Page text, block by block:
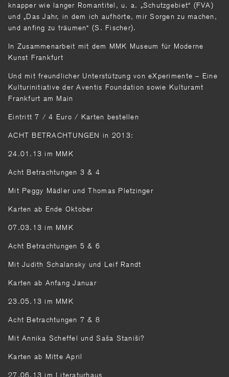
knapper wie langer Romantitel, u. a. „Schutzgebiet“ (FVA)
und „Das Jahr, in dem ich aufhörte, mir Sorgen zu machen,
und anfing zu träumen“ (S. Fischer).
In Zusammenarbeit mit dem MMK Museum für Moderne
Kunst Frankfurt
Und mit freundlicher Unterstützung von eXperimente – Eine
Kulturinitiative der Aventis Foundation sowie Kulturamt
Frankfurt am Main
Eintritt 7 / 4 Euro / Karten bestellen
ACHT BETRACHTUNGEN in 2013:
24.01.13 im MMK
Acht Betrachtungen 3 & 4
Mit Peggy Mädler und Thomas Pletzinger
Karten ab Ende Oktober
07.03.13 im MMK
Acht Betrachtungen 5 & 6
Mit Judith Schalansky und Leif Randt
Karten ab Anfang Januar
23.05.13 im MMK
Acht Betrachtungen 7 & 8
Mit Annika Scheffel und Saša Staniši?
Karten ab Mitte April
27.06.13 im Literaturhaus